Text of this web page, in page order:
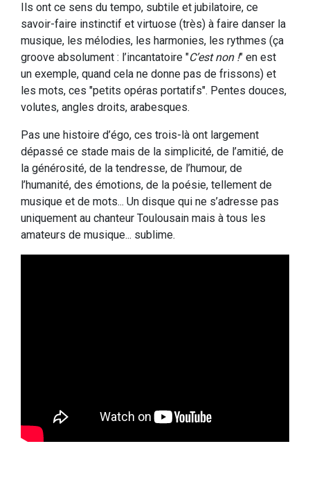
Ils ont ce sens du tempo, subtile et jubilatoire, ce
savoir-faire instinctif et virtuose (très) à faire danser la
musique, les mélodies, les harmonies, les rythmes (ça
groove absolument : l’incantatoire "C’est non !" en est
un exemple, quand cela ne donne pas de frissons) et
les mots, ces "petits opéras portatifs". Pentes douces,
volutes, angles droits, arabesques.
Pas une histoire d’égo, ces trois-là ont largement
dépassé ce stade mais de la simplicité, de l’amitié, de
la générosité, de la tendresse, de l’humour, de
l’humanité, des émotions, de la poésie, tellement de
musique et de mots... Un disque qui ne s’adresse pas
uniquement au chanteur Toulousain mais à tous les
amateurs de musique... sublime.